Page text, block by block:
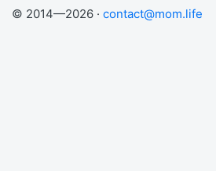
© 2014—2026 · contact@mom.life